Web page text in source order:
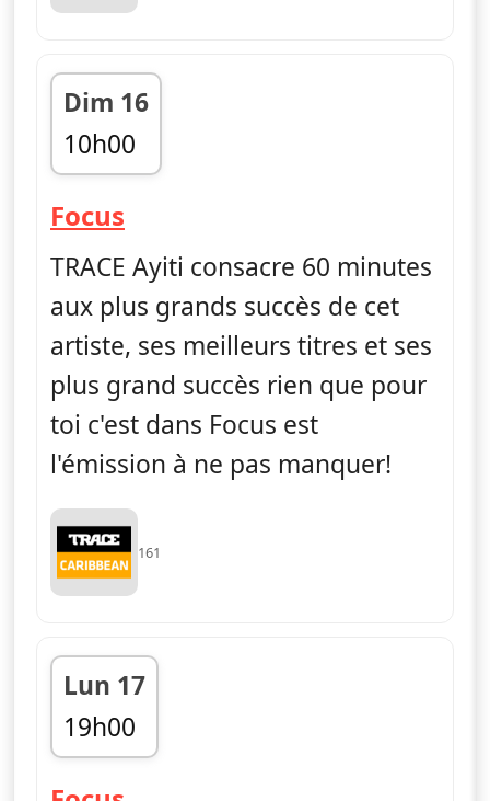
Dim 16
10h00
fin 11h00
Focus
TRACE Ayiti consacre 60 minutes
aux plus grands succès de cet
artiste, ses meilleurs titres et ses
plus grand succès rien que pour
toi c'est dans Focus est
l'émission à ne pas manquer!
161
Lun 17
19h00
fin 20h00